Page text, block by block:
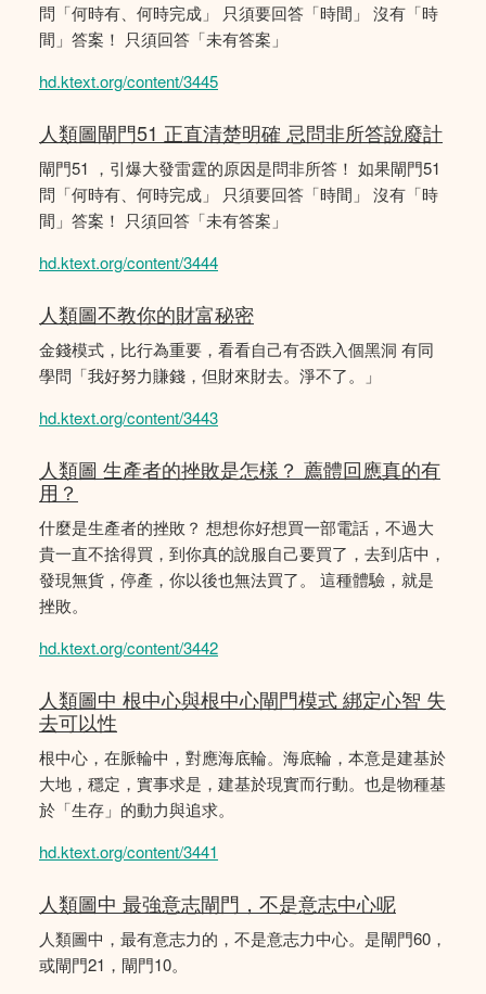
問「何時有、何時完成」 只須要回答「時間」 沒有「時
間」答案！ 只須回答「未有答案」
hd.ktext.org/content/3445
人類圖閘門51 正直清楚明確 忌問非所答說廢計
閘門51 ，引爆大發雷霆的原因是問非所答！ 如果閘門51
問「何時有、何時完成」 只須要回答「時間」 沒有「時
間」答案！ 只須回答「未有答案」
hd.ktext.org/content/3444
人類圖不教你的財富秘密
金錢模式，比行為重要，看看自己有否跌入個黑洞 有同
學問「我好努力賺錢，但財來財去。淨不了。」
hd.ktext.org/content/3443
人類圖 生產者的挫敗是怎樣？ 薦體回應真的有
用？
什麼是生產者的挫敗？ 想想你好想買一部電話，不過大
貴一直不捨得買，到你真的說服自己要買了，去到店中，
發現無貨，停產，你以後也無法買了。 這種體驗，就是
挫敗。
hd.ktext.org/content/3442
人類圖中 根中心與根中心閘門模式 綁定心智 失
去可以性
根中心，在脈輪中，對應海底輪。海底輪，本意是建基於
大地，穩定，實事求是，建基於現實而行動。也是物種基
於「生存」的動力與追求。
hd.ktext.org/content/3441
人類圖中 最強意志閘門，不是意志中心呢
人類圖中，最有意志力的，不是意志力中心。是閘門60，
或閘門21，閘門10。